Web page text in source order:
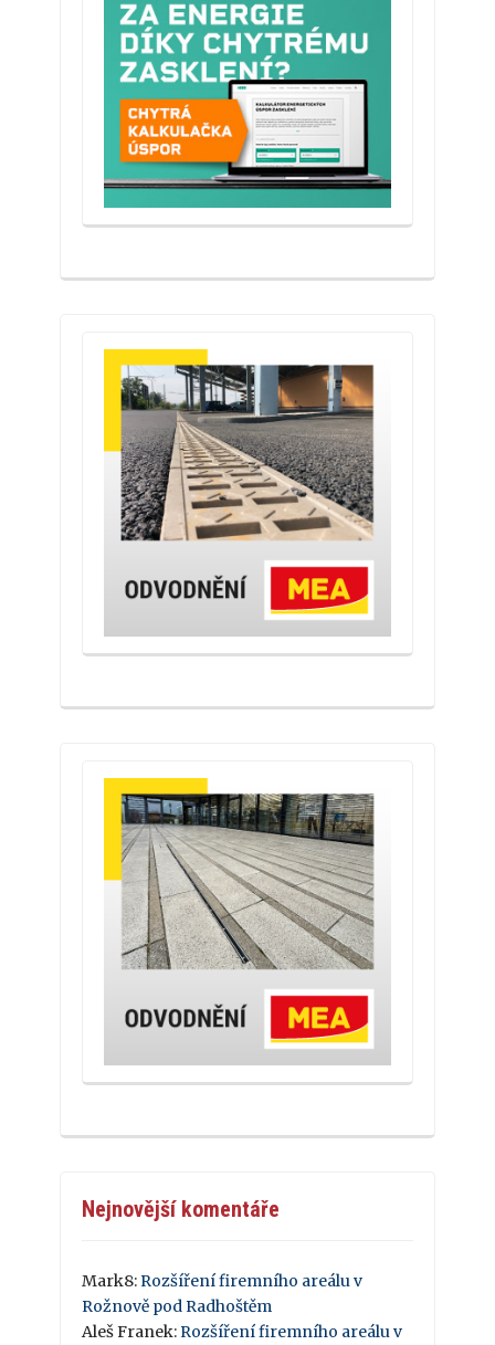
Nejnovější komentáře
Mark8: Rozšíření firemního areálu v
Rožnově pod Radhoštěm
Aleš Franek: Rozšíření firemního areálu v